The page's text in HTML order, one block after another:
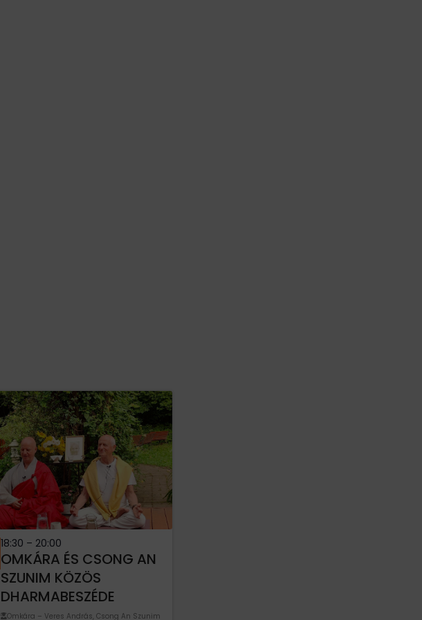
18:30 – 20:00
OMKÁRA ÉS CSONG AN
SZUNIM KÖZÖS
DHARMABESZÉDE
Omkára – Veres András, Csong An Szunim